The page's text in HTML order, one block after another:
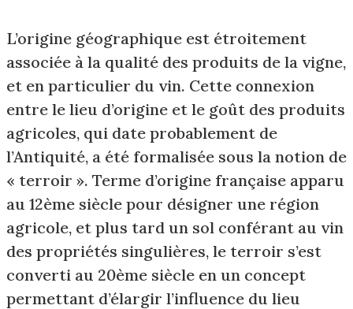
L’origine géographique est étroitement
associée à la qualité des produits de la vigne,
et en particulier du vin. Cette connexion
entre le lieu d’origine et le goût des produits
agricoles, qui date probablement de
l’Antiquité, a été formalisée sous la notion de
« terroir ». Terme d’origine française apparu
au 12ème siècle pour désigner une région
agricole, et plus tard un sol conférant au vin
des propriétés singulières, le terroir s’est
converti au 20ème siècle en un concept
permettant d’élargir l’influence du lieu